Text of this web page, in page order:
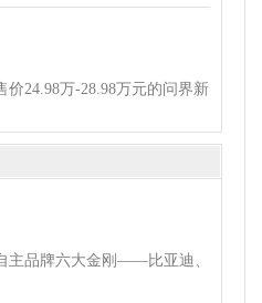
24.98万-28.98万元的问界新
主品牌六大金刚——比亚迪、